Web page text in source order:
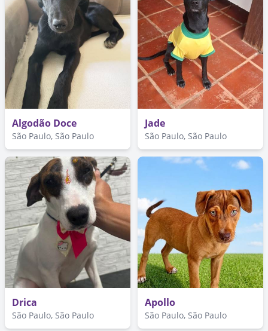
Algodão Doce
São Paulo, São Paulo
Jade
São Paulo, São Paulo
Drica
São Paulo, São Paulo
Apollo
São Paulo, São Paulo